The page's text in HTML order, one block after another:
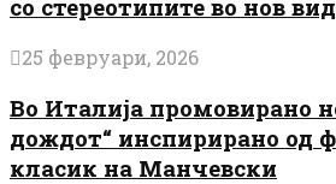
со стереотипите во нов
25 февруари, 2026
Во Италија промовирано
дождот“ инспирирано од
класик на Манчевски